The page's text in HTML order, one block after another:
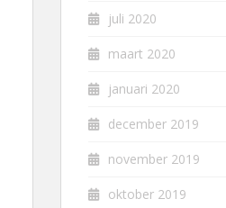
juli 2020
maart 2020
januari 2020
december 2019
november 2019
oktober 2019